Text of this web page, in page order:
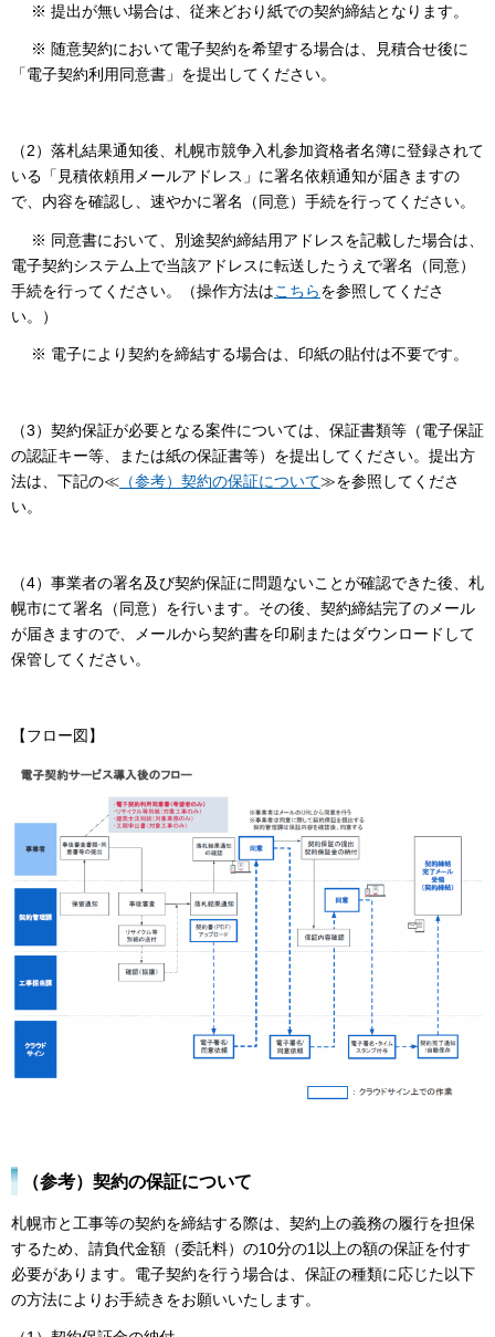
※ 提出が無い場合は、従来どおり紙での契約締結となります。
※ 随意契約において電子契約を希望する場合は、見積合せ後に
「電子契約利用同意書」を提出してください。
（2）落札結果通知後、札幌市競争入札参加資格者名簿に登録されて
いる「見積依頼用メールアドレス」に署名依頼通知が届きますの
で、内容を確認し、速やかに署名（同意）手続を行ってください。
※ 同意書において、別途契約締結用アドレスを記載した場合は、
電子契約システム上で当該アドレスに転送したうえで署名（同意）
手続を行ってください。（操作方法はこちらを参照してくださ
い。）
※ 電子により契約を締結する場合は、印紙の貼付は不要です。
（3）契約保証が必要となる案件については、保証書類等（電子保証
の認証キー等、または紙の保証書等）を提出してください。提出方
法は、下記の≪ （参考）契約の保証について≫を参照してくださ
い。
（4）事業者の署名及び契約保証に問題ないことが確認できた後、札
幌市にて署名（同意）を行います。その後、契約締結完了のメール
が届きますので、メールから契約書を印刷またはダウンロードして
保管してください。
【フロー図】
（参考）契約の保証について
札幌市と工事等の契約を締結する際は、契約上の義務の履行を担保
するため、請負代金額（委託料）の10分の1以上の額の保証を付す
必要があります。電子契約を行う場合は、保証の種類に応じた以下
の方法によりお手続きをお願いいたします。